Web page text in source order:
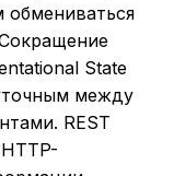
State
между
REST